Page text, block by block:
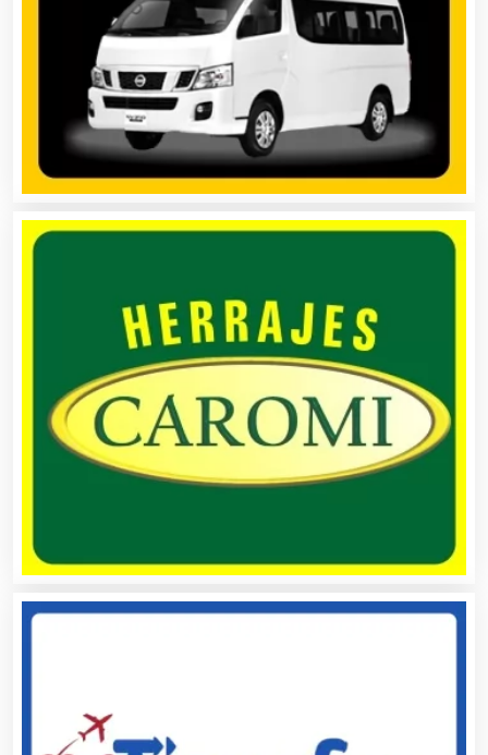
Asociaciones Empresariales
Audio, Sonido e Iluminación
Audios para Eventos
Automatización
Automóviles Nuevos y Usados
Avaluos